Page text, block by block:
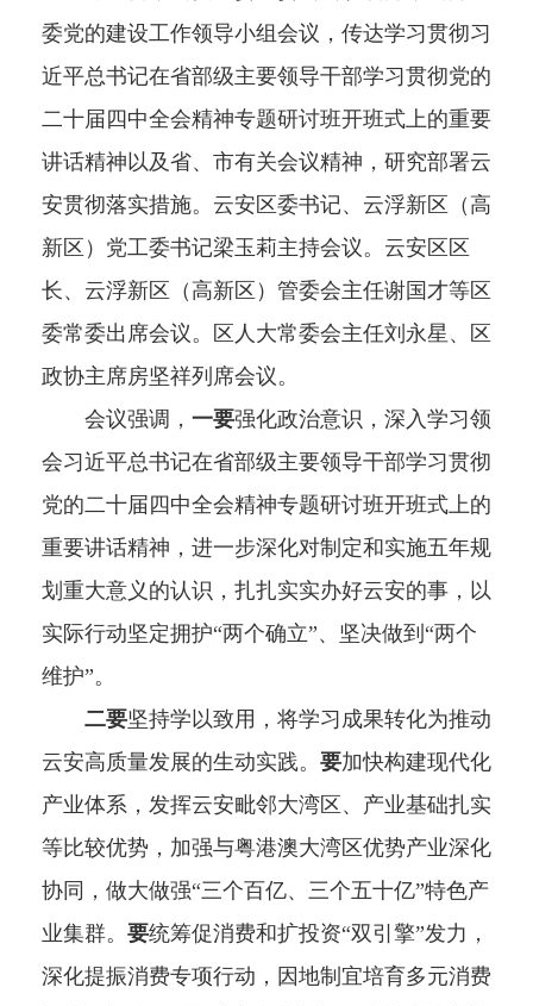
委党的建设工作领导小组会议，传达学习贯彻习
近平总书记在省部级主要领导干部学习贯彻党的
二十届四中全会精神专题研讨班开班式上的重要
讲话精神以及省、市有关会议精神，研究部署云
安贯彻落实措施。云安区委书记、云浮新区（高
新区）党工委书记梁玉莉主持会议。云安区区
长、云浮新区（高新区）管委会主任谢国才等区
委常委出席会议。区人大常委会主任刘永星、区
政协主席房坚祥列席会议。
会议强调， 一要强化政治意识，深入学习领
会习近平总书记在省部级主要领导干部学习贯彻
党的二十届四中全会精神专题研讨班开班式上的
重要讲话精神，进一步深化对制定和实施五年规
划重大意义的认识，扎扎实实办好云安的事，以
实际行动坚定拥护“两个确立”、坚决做到“两个
维护”。
二要坚持学以致用，将学习成果转化为推动
云安高质量发展的生动实践。 要加快构建现代化
产业体系，发挥云安毗邻大湾区、产业基础扎实
等比较优势，加强与粤港澳大湾区优势产业深化
协同，做大做强“三个百亿、三个五十亿”特色产
业集群。 要统筹促消费和扩投资“双引擎”发力，
深化提振消费专项行动，因地制宜培育多元消费